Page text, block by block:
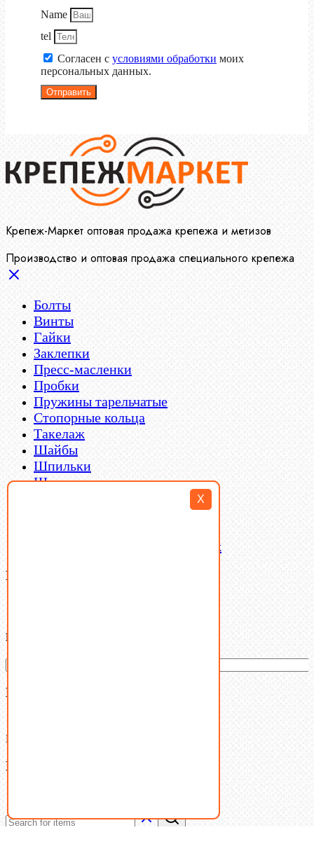
X
Name
tel
Согласен с условиями обработки моих
персональных данных.
Отправить
Крепеж-Маркет оптовая продажа крепежа и метизов
Производство и оптовая продажа специального крепежа
Болты
Винты
Гайки
Заклепки
Пресс-масленки
Пробки
Пружины тарельчатые
Стопорные кольца
Такелаж
Шайбы
Шпильки
Шплинты
Латунный и бронзовый крепеж
Filter By
Категории товаров
Ваша корзина
В корзине нет товаров.
Поиск